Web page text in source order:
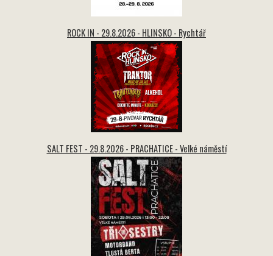
ROCK IN - 29.8.2026 - HLINSKO - Rychtář
SALT FEST - 29.8.2026 - PRACHATICE - Velké náměstí